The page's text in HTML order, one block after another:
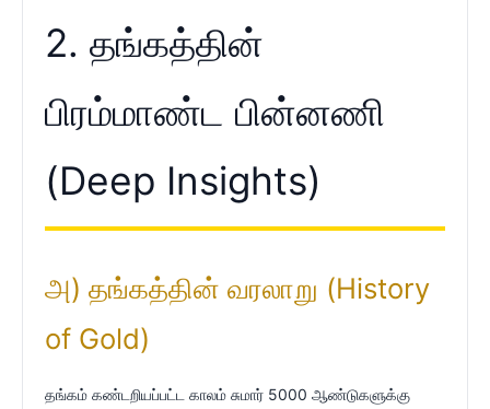
2. தங்கத்தின்
பிரம்மாண்ட பின்னணி
(Deep Insights)
அ) தங்கத்தின் வரலாறு (History
of Gold)
தங்கம் கண்டறியப்பட்ட காலம் சுமார் 5000 ஆண்டுகளுக்கு